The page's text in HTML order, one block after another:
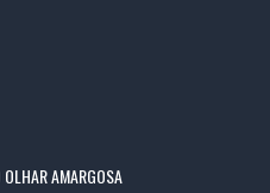
AMARGOSA